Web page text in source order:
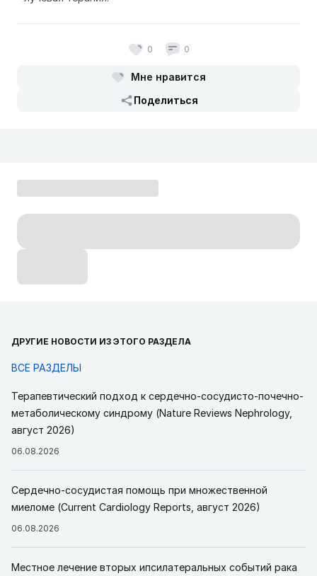
0 0
Мне нравится
Поделиться
ДРУГИЕ НОВОСТИ ИЗ ЭТОГО РАЗДЕЛА
ВСЕ РАЗДЕЛЫ
Терапевтический подход к сердечно-сосудисто-почечно-
метаболическому синдрому (Nature Reviews Nephrology,
август 2026)
06.08.2026
Сердечно-сосудистая помощь при множественной
миеломе (Current Cardiology Reports, август 2026)
06.08.2026
Местное лечение вторых ипсилатеральных событий рака